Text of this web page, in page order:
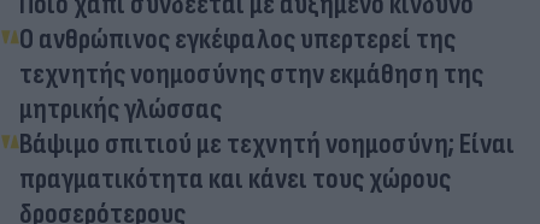
Ο ανθρώπινος εγκέφαλος υπερτερεί της
τεχνητής νοημοσύνης στην εκμάθηση της
μητρικής γλώσσας
Βάψιμο σπιτιού με τεχνητή νοημοσύνη; Είναι
πραγματικότητα και κάνει τους χώρους
δροσερότερους